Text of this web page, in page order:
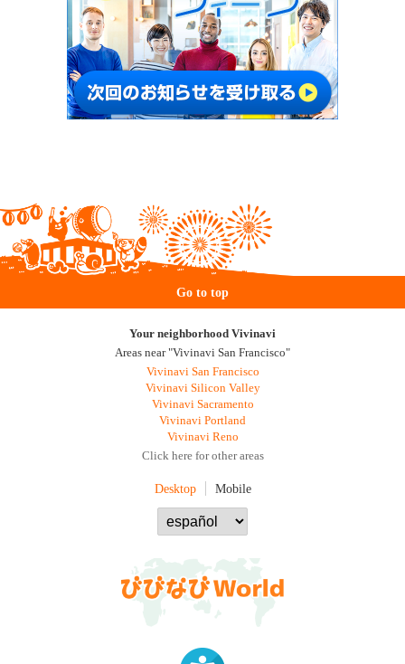
Go to top
Your neighborhood Vivinavi
Areas near "Vivinavi San Francisco"
Vivinavi San Francisco
Vivinavi Silicon Valley
Vivinavi Sacramento
Vivinavi Portland
Vivinavi Reno
Click here for other areas
Desktop Mobile